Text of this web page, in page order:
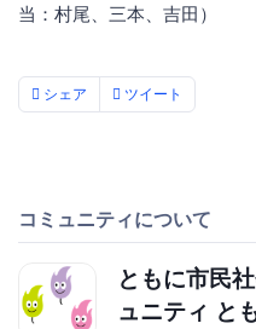
当：村尾、三本、吉田）
シェア ツイート
コミュニティについて
ともに市民
ュニティ と